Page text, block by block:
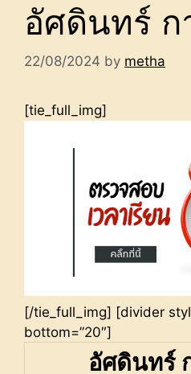
อัศดินทร์ ก
22/08/2024 by metha
[tie_full_img]
[/tie_full_img] [divider
bottom=”20″]
อัศดินทร์